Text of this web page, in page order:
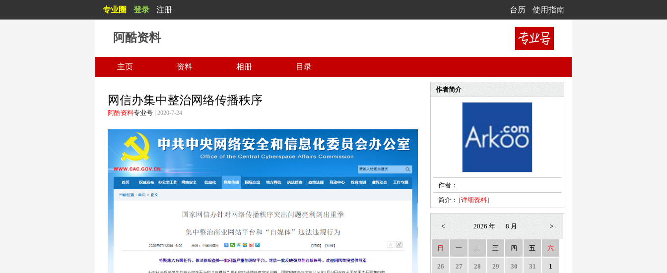
专业圈 登录 注册 台历 使用指南
阿酷资料
主页 资料 相册 目录
网信办集中整治网络传播秩序
阿酷资料专业号 | 2020-7-24
作者简介
作者：
简介： [详细资料]
< 2026 年 8 月 >
日 一 二 三 四 五 六
26 27 28 29 30 31 1